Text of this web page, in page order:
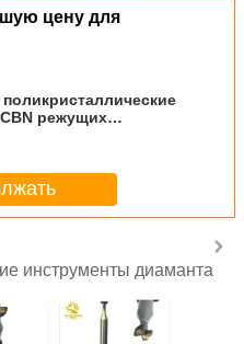
цену для
поликристаллические
режущих
инструменты диаманта